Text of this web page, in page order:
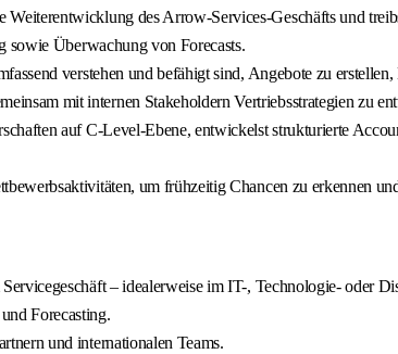
des Arrow-Services-Geschäfts und
sowie Überwachung von Forecasts.
verstehen und befähigt sind, Angebote zu
mit internen Stakeholdern Vertriebsstrategien zu
auf C-Level-Ebene, entwickelst strukturierte
um frühzeitig Chancen zu erkennen
– idealerweise im IT-, Technologie- oder
Forecasting.
und internationalen Teams.